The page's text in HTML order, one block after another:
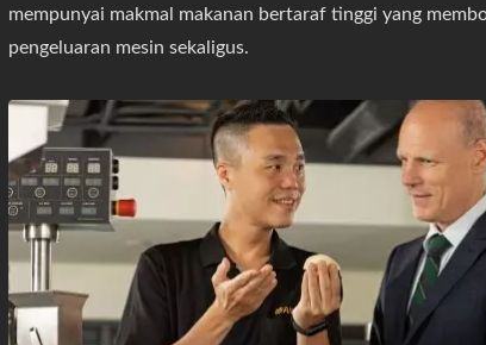
mempunyai makmal makanan bertaraf tinggi yang
pengeluaran mesin sekaligus.